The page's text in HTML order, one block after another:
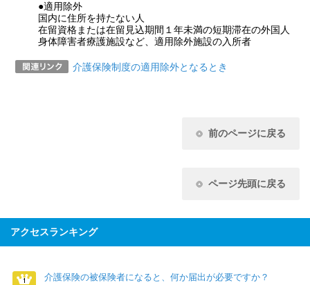
●適用除外
国内に住所を持たない人
在留資格または在留見込期間１年未満の短期滞在の外国人
身体障害者療護施設など、適用除外施設の入所者
介護保険制度の適用除外となるとき
前のページに戻る
ページ先頭に戻る
アクセスランキング
介護保険の被保険者になると、何か届出が必要ですか？